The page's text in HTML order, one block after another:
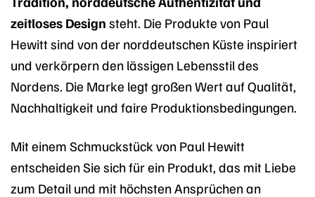
zeitloses Design steht. Die Produkte von Paul
Hewitt sind von der norddeutschen Küste inspiriert
und verkörpern den lässigen Lebensstil des
Nordens. Die Marke legt großen Wert auf Qualität,
Nachhaltigkeit und faire Produktionsbedingungen.
Mit einem Schmuckstück von Paul Hewitt
entscheiden Sie sich für ein Produkt, das mit Liebe
zum Detail und mit höchsten Ansprüchen an